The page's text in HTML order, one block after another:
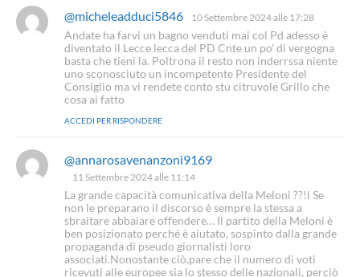
t
o
:
@micheleadduci5846
a
d
e
t
t
10 Settembre 2024 alle 17:28
Andate ha farvi un bagno venduti mai col Pd adesso è
diventato il Lecce lecca del PD Cnte un po' di vergogna
basta che tieni la. Poltrona il resto non inderrssa niente
uno sconosciuto un incompetente Presidente del
Consiglio ma vi rendete conto stu citruvole Grillo che
cosa ai fatto
ACCEDI PER RISPONDERE
@annarosavenanzoni9169
d
e
t
t
o
:
11 Settembre 2024 alle 11:14
La grande capacità comunicativa della Meloni ??!l Se
non le preparano il discorso è sempre la stessa a
sbraitare abbaiare offendere… Il partito della Meloni è
ben posizionato perché è aiutato, sospinto dalla grande
propaganda di pseudo giornalisti loro
associati.Nonostante ciò,pare che il numero di voti
ricevuti alle europee sia lo stesso delle nazionali, perciò